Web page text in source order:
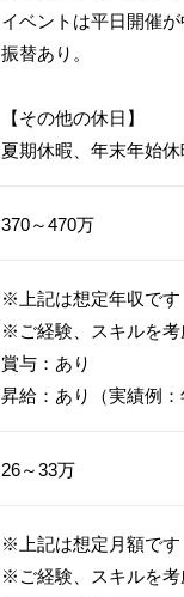
イベントは平日開催
振替あり。
【その他の休日】
夏期休暇、年末年始
370～470万
※上記は想定年収です
※ご経験、スキルを考
賞与：あり
昇給：あり（実績例：
26～33万
※上記は想定月額です
※ご経験、スキルを考